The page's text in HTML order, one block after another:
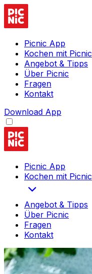
Picnic App
Kochen mit Picnic
Angebot & Tipps
Über Picnic
Fragen
Kontakt
Download App
Picnic App
Kochen mit Picnic
Angebot & Tipps
Über Picnic
Fragen
Kontakt